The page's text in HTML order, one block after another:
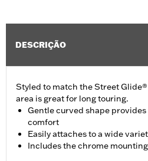
DESCRIÇÃO
Styled to match the Street
area is great for long touring.
Gentle curved shape
comfort
Easily attaches to a wide
Includes the chrome